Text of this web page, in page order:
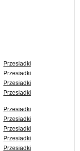
Przesiadki
Przesiadki
Przesiadki
Przesiadki
Przesiadki
Przesiadki
Przesiadki
Przesiadki
Przesiadki